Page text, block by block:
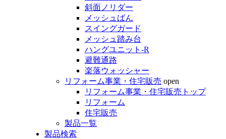
斜面ノリダー
メッシュばん
スイングガード
メッシュ踏み台
ハングユニット-R
避難通路
楽落ウォッシャー
リフォーム事業・住宅販売 open
リフォーム事業・住宅販売トップ
リフォーム
住宅販売
製品一覧
製品検索